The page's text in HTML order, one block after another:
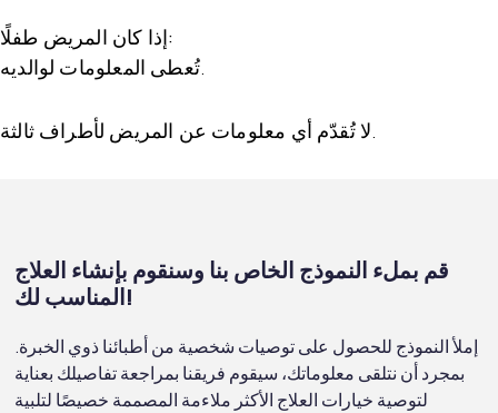
إذا كان المريض طفلًا:
تُعطى المعلومات لوالديه.
لا تُقدّم أي معلومات عن المريض لأطراف ثالثة.
قم بملء النموذج الخاص بنا وسنقوم بإنشاء العلاج
المناسب لك!
إملأ النموذج للحصول على توصيات شخصية من أطبائنا ذوي الخبرة.
بمجرد أن نتلقى معلوماتك، سيقوم فريقنا بمراجعة تفاصيلك بعناية
لتوصية خيارات العلاج الأكثر ملاءمة المصممة خصيصًا لتلبية